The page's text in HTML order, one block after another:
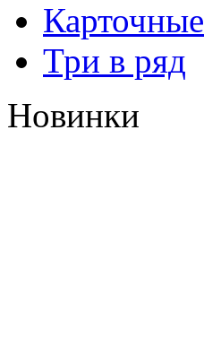
Карточные
Три в ряд
Новинки